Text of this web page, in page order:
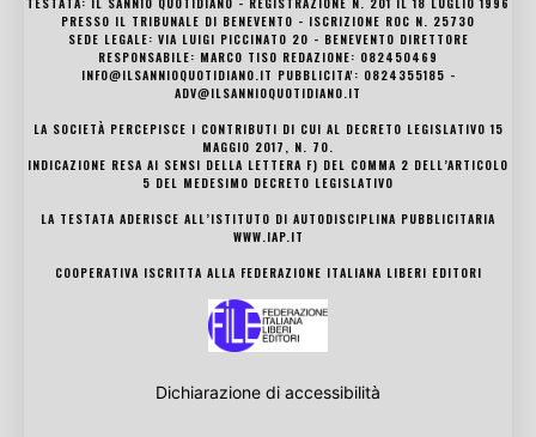
PRESSO IL TRIBUNALE DI BENEVENTO - ISCRIZIONE ROC N. 25730
SEDE LEGALE: VIA LUIGI PICCINATO 20 - BENEVENTO DIRETTORE
RESPONSABILE: MARCO TISO REDAZIONE: 082450469
INFO@ILSANNIOQUOTIDIANO.IT PUBBLICITA': 0824355185 -
ADV@ILSANNIOQUOTIDIANO.IT
LA SOCIETÀ PERCEPISCE I CONTRIBUTI DI CUI AL DECRETO LEGISLATIVO 15
MAGGIO 2017, N. 70.
INDICAZIONE RESA AI SENSI DELLA LETTERA F) DEL COMMA 2 DELL’ARTICOLO
5 DEL MEDESIMO DECRETO LEGISLATIVO
LA TESTATA ADERISCE ALL’ISTITUTO DI AUTODISCIPLINA PUBBLICITARIA
WWW.IAP.IT
COOPERATIVA ISCRITTA ALLA FEDERAZIONE ITALIANA LIBERI EDITORI
Dichiarazione di accessibilità